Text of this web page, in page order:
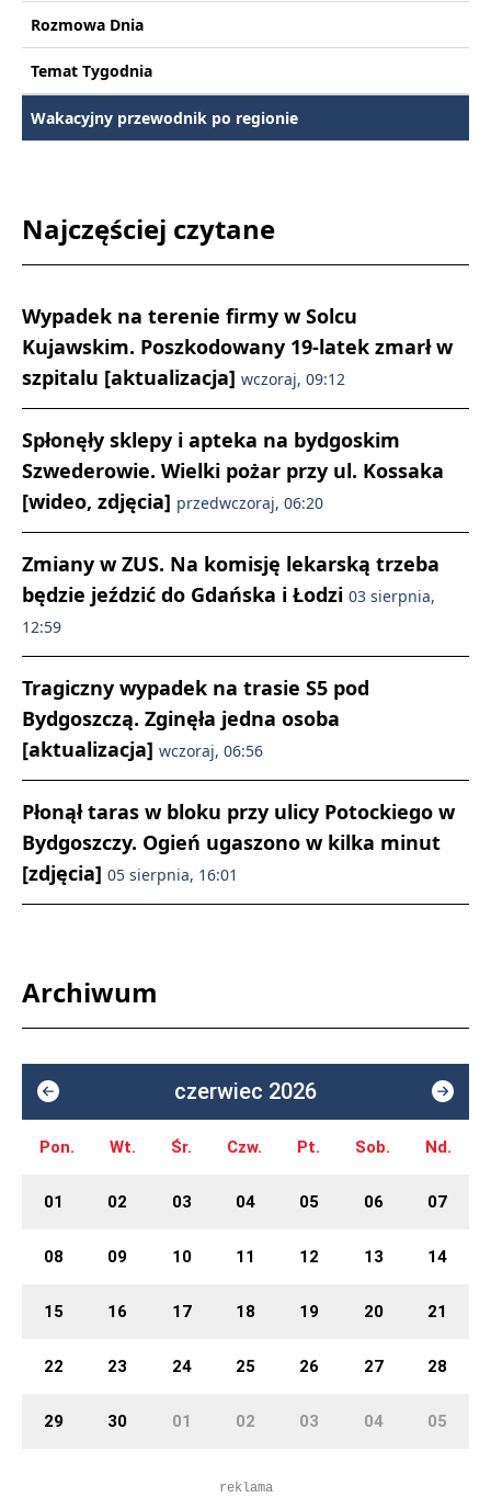
Rozmowa Dnia
Temat Tygodnia
Wakacyjny przewodnik po regionie
Najczęściej czytane
Wypadek na terenie firmy w Solcu
Kujawskim. Poszkodowany 19-latek zmarł w
szpitalu [aktualizacja] wczoraj, 09:12
Spłonęły sklepy i apteka na bydgoskim
Szwederowie. Wielki pożar przy ul. Kossaka
[wideo, zdjęcia] przedwczoraj, 06:20
Zmiany w ZUS. Na komisję lekarską trzeba
będzie jeździć do Gdańska i Łodzi 03 sierpnia,
12:59
Tragiczny wypadek na trasie S5 pod
Bydgoszczą. Zginęła jedna osoba
[aktualizacja] wczoraj, 06:56
Płonął taras w bloku przy ulicy Potockiego w
Bydgoszczy. Ogień ugaszono w kilka minut
[zdjęcia] 05 sierpnia, 16:01
Archiwum
czerwiec 2026
Pon. Wt. Śr. Czw. Pt. Sob. Nd.
01 02 03 04 05 06 07
08 09 10 11 12 13 14
15 16 17 18 19 20 21
22 23 24 25 26 27 28
29 30 01 02 03 04 05
reklama